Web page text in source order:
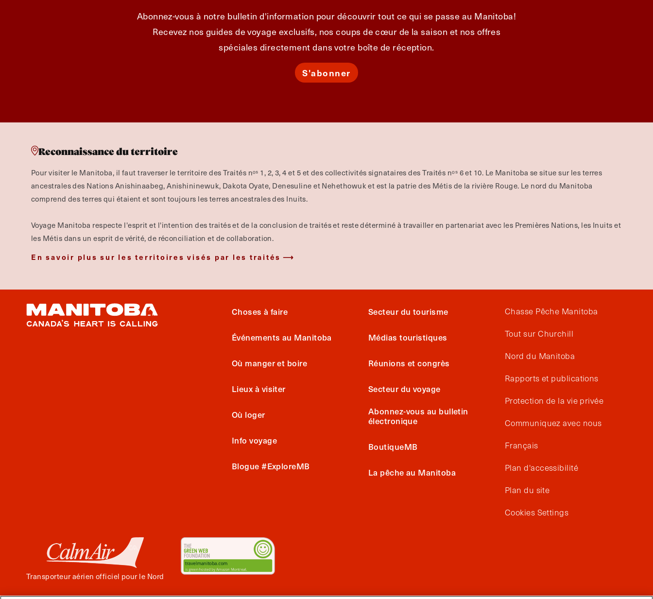
Abonnez-vous à notre bulletin d'information pour découvrir tout ce qui se passe au Manitoba!
Recevez nos guides de voyage exclusifs, nos coups de cœur de la saison et nos offres
spéciales directement dans votre boîte de réception.
S'abonner
Reconnaissance du territoire
Pour visiter le Manitoba, il faut traverser le territoire des Traités nᵒˢ 1, 2, 3, 4 et 5 et des collectivités signataires des Traités nᵒˢ 6 et 10. Le Manitoba se situe sur les terres
ancestrales des Nations Anishinaabeg, Anishininewuk, Dakota Oyate, Denesuline et Nehethowuk et est la patrie des Métis de la rivière Rouge. Le nord du Manitoba
comprend des terres qui étaient et sont toujours les terres ancestrales des Inuits.
Voyage Manitoba respecte l'esprit et l'intention des traités et de la conclusion de traités et reste déterminé à travailler en partenariat avec les Premières Nations, les Inuits et
les Métis dans un esprit de vérité, de réconciliation et de collaboration.
En savoir plus sur les territoires visés par les traités
Choses à faire
Événements au Manitoba
Où manger et boire
Lieux à visiter
Où loger
Info voyage
Blogue #ExploreMB
Secteur du tourisme
Médias touristiques
Réunions et congrès
Secteur du voyage
Abonnez-vous au bulletin
électronique
BoutiqueMB
La pêche au Manitoba
Chasse Pêche Manitoba
Tout sur Churchill
Nord du Manitoba
Rapports et publications
Protection de la vie privée
Communiquez avec nous
Français
Plan d'accessibilité
Plan du site
Cookies Settings
Transporteur aérien officiel pour le Nord